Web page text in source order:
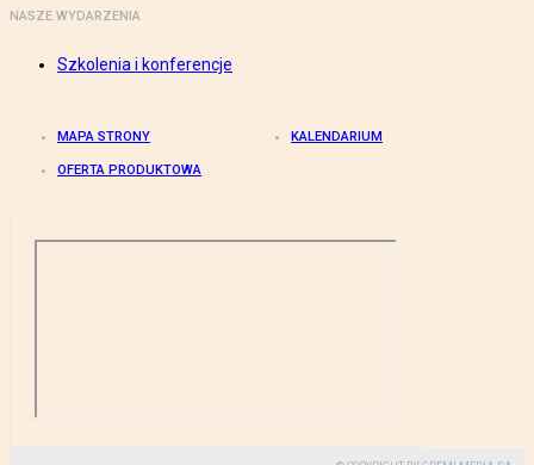
NASZE WYDARZENIA
Szkolenia i konferencje
MAPA STRONY KALENDARIUM
OFERTA PRODUKTOWA